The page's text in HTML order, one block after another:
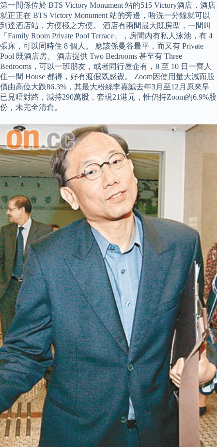
第一間係位於 BTS Victory Monument 站的515 Victory酒店，酒店
就正正在 BTS Victory Monument 站的旁邊，唔洗一分鐘就可以
到達酒店站，方便極之方便。 酒店有兩間最大既房型，一間叫
「Family Room Private Pool Terrace」，房間內有私人泳池，有 4
張床，可以同時住 8 個人。 應該係曼谷最平，而又有 Private
Pool 既酒店房。 酒店提供 Two Bedrooms 甚至有 Three
Bedrooms，可以一班朋友，或者同行屋企有，8 至 10 日一齊人
住一間 House 都得，好有渡假既感覺。 Zoom因使用量大減而股
價由高位大跌86.3%，其最大粉絲李嘉誠去年3月至12月原來早
已見唔對路，減持290萬股，套現21港元，惟仍持Zoom的6.9%股
份，未完全清倉。